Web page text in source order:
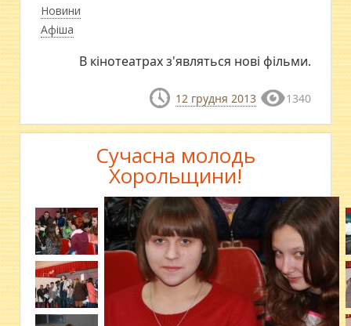
Новини
Афіша
В кінотеатрах з'являться нові фільми.
12 грудня 2013 1340
Сучасна молодь
Хорольщини!